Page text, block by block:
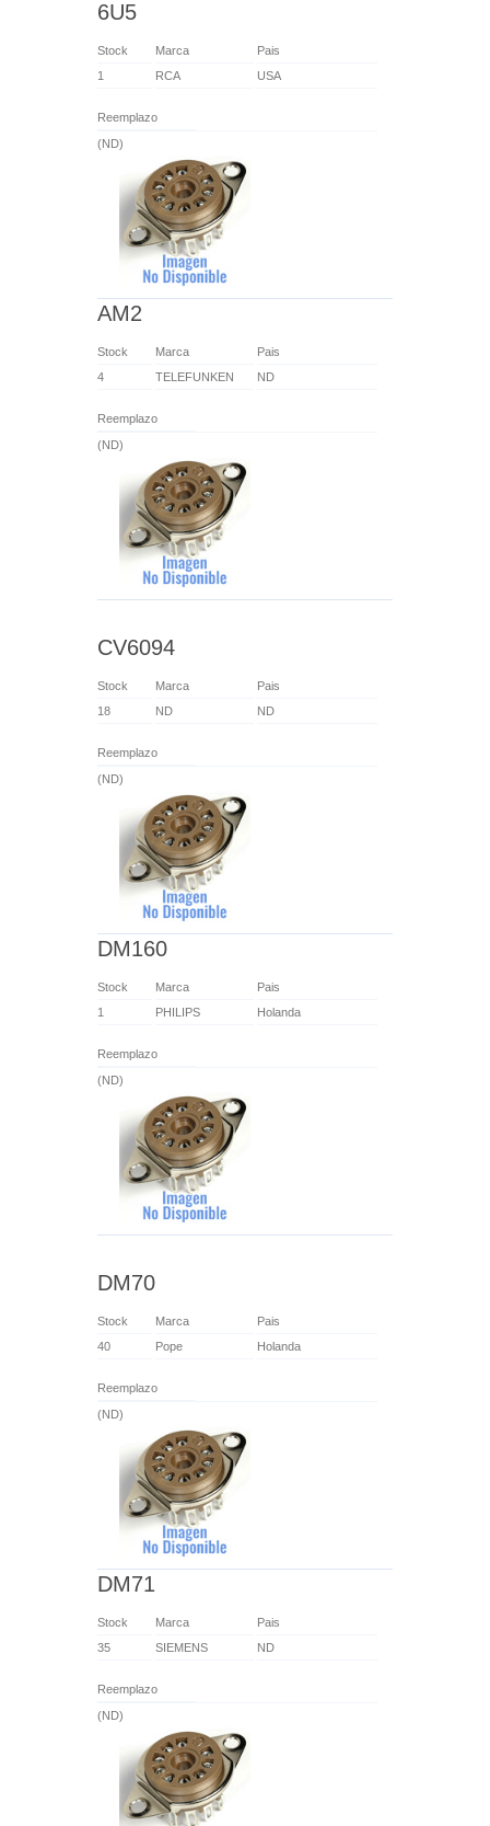
6U5
Stock Marca
Pais
1
RCA USA
Reemplazo
(ND)
AM2
Stock Marca
Pais
4
TELEFUNKEN ND
Reemplazo
(ND)
CV6094
Stock Marca
Pais
18
ND ND
Reemplazo
(ND)
DM160
Stock Marca
Pais
1
PHILIPS Holanda
Reemplazo
(ND)
DM70
Stock Marca
Pais
40
Pope Holanda
Reemplazo
(ND)
DM71
Stock Marca
Pais
35
SIEMENS ND
Reemplazo
(ND)